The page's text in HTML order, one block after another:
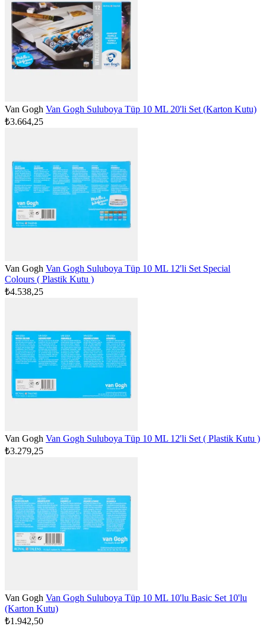
Van Gogh Van Gogh Suluboya Tüp 10 ML 20'li Set (Karton Kutu)
₺3.664,25
Van Gogh Van Gogh Suluboya Tüp 10 ML 12'li Set Special
Colours ( Plastik Kutu )
₺4.538,25
Van Gogh Van Gogh Suluboya Tüp 10 ML 12'li Set ( Plastik Kutu )
₺3.279,25
Van Gogh Van Gogh Suluboya Tüp 10 ML 10'lu Basic Set 10'lu
(Karton Kutu)
₺1.942,50